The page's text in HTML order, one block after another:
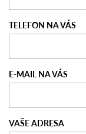
TELEFON NA VÁS
E-MAIL NA VÁS
VAŠE ADRESA